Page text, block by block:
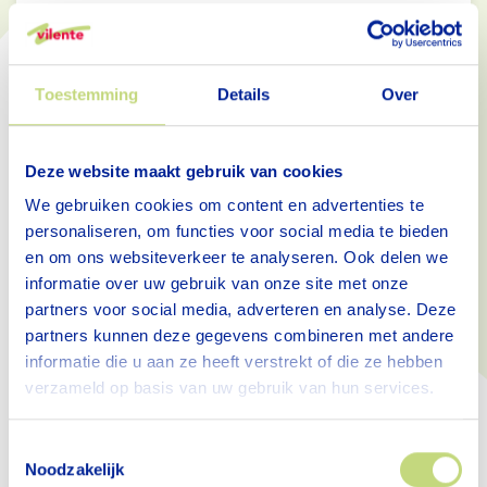
Toestemming Details Over
Deze website maakt gebruik van cookies
We gebruiken cookies om content en advertenties te
personaliseren, om functies voor social media te bieden
en om ons websiteverkeer te analyseren. Ook delen we
informatie over uw gebruik van onze site met onze
partners voor social media, adverteren en analyse. Deze
partners kunnen deze gegevens combineren met andere
informatie die u aan ze heeft verstrekt of die ze hebben
verzameld op basis van uw gebruik van hun services.
Noodzakelijk
natuur samenkomen. Hier maak jij elke
nacht waardevol!
Procescoördinator Ambulant
24 - 24 uur